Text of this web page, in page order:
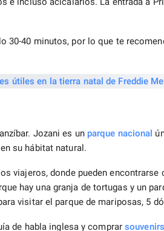
30-40 minutos, por lo que te
Jozani es un parque nacional
su hábitat natural.
viajeros, donde pueden
hay una granja de tortugas y un
visitar el parque de mariposas, 5
de habla inglesa y comprar souvenirs